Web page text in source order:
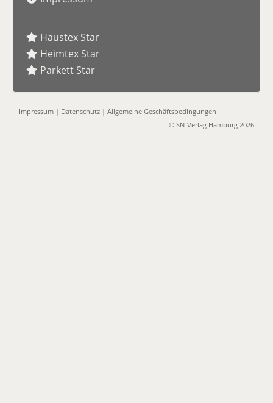
Haustex Star
Heimtex Star
Parkett Star
Impressum | Datenschutz |Allgemeine Geschäftsbedingungen
© SN-Verlag Hamburg 2026